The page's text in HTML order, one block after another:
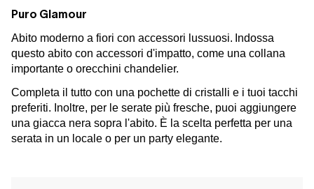
Puro Glamour
Abito moderno a fiori con accessori lussuosi. Indossa
questo abito con accessori d'impatto, come una collana
importante o orecchini chandelier.
Completa il tutto con una pochette di cristalli e i tuoi tacchi
preferiti. Inoltre, per le serate più fresche, puoi aggiungere
una giacca nera sopra l'abito. È la scelta perfetta per una
serata in un locale o per un party elegante.